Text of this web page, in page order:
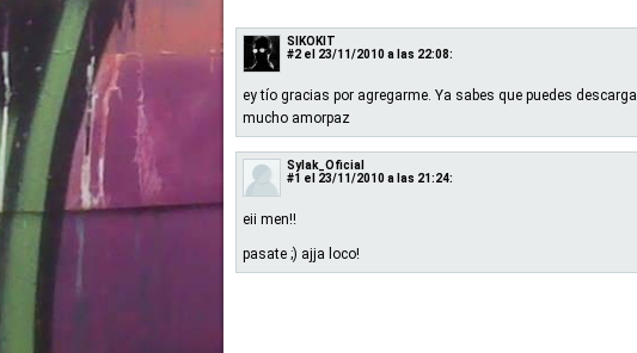
SIKOKIT
#2 el 23/11/2010 a las 22:08:
ey tío gracias por agregarme. Ya sabes que puedes
mucho amorpaz
Sylak_Oficial
#1 el 23/11/2010 a las 21:24:
eii men!!
pasate ;) ajja loco!